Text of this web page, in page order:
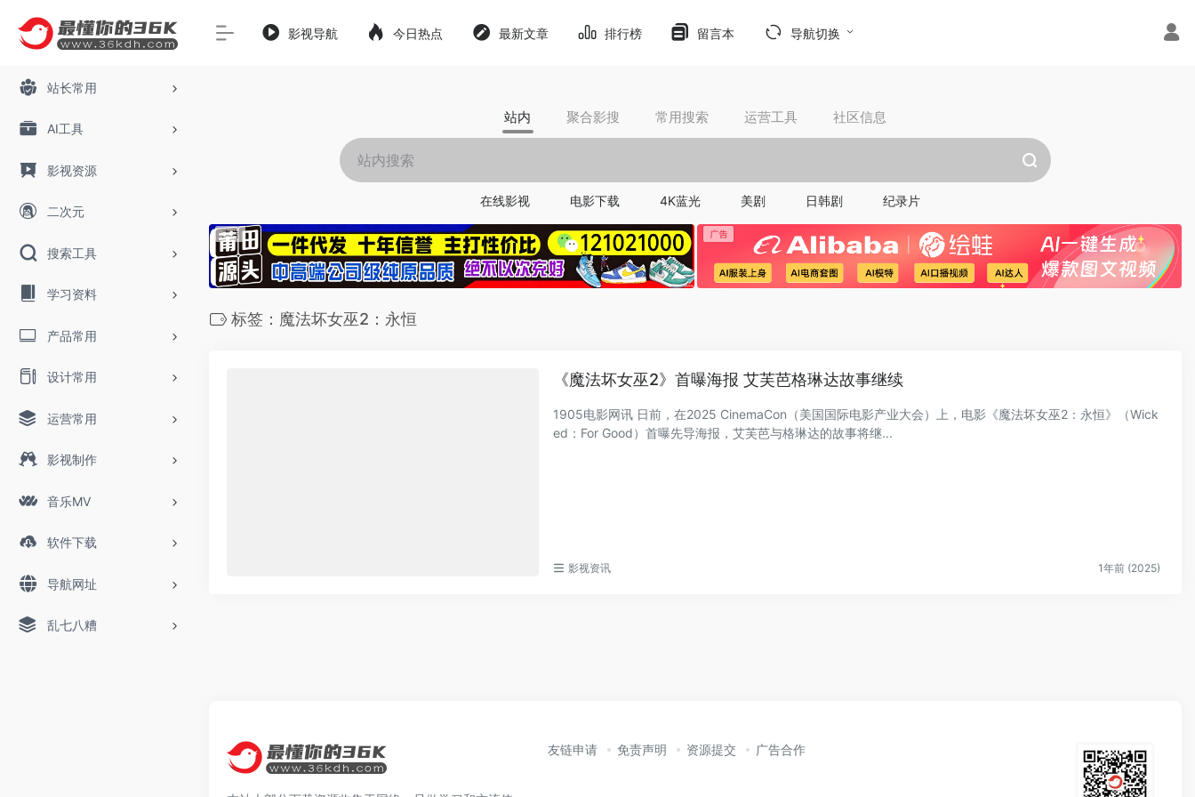
站长常用
AI工具
影视资源
二次元
搜索工具
学习资料
产品常用
设计常用
运营常用
影视制作
音乐MV
软件下载
导航网址
乱七八糟
影视导航 今日热点 最新文章 排行榜 留言本 导航切换
站内 聚合影搜 常用搜索 运营工具 社区信息
在线影视 电影下载 4K蓝光 美剧 日韩剧 纪录片
标签：魔法坏女巫2：永恒
《魔法坏女巫2》首曝海报 艾芙芭格琳达故事继续
1905电影网讯 日前，在2025 CinemaCon（美国国际电影产业大会）上，电影《魔法坏女巫2：永恒》（Wick
ed：For Good）首曝先导海报，艾芙芭与格琳达的故事将继...
影视资讯 1年前 (2025)
友链申请 免责声明 资源提交 广告合作